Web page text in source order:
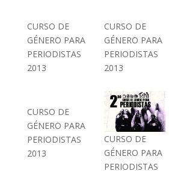
CURSO DE
GÉNERO PARA
PERIODISTAS
2013
CURSO DE
GÉNERO PARA
PERIODISTAS
2013
CURSO DE
GÉNERO PARA
PERIODISTAS
2013
CURSO DE
GÉNERO PARA
PERIODISTAS